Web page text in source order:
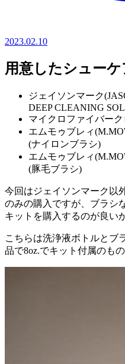
2023.02.10
用意したシューケ
ジェイソンマーク
DEEP CLEANING
マイクロファイバーク
エムモゥブレィ
(ナイロンブラシ)
エムモゥブレィ
(豚毛ブラシ)
今回はジェイソンマーク以
のみの購入ですが、ブラシ
キットを購入するのが良い
こちらは洗浄液ボトルとブ
品で8oz.でキット付属のも